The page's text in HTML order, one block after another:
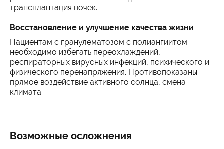
трансплантация почек.
Восстановление и улучшение качества жизни
Пациентам с гранулематозом с полиангиитом
необходимо избегать переохлаждений,
респираторных вирусных инфекций, психического и
физического перенапряжения. Противопоказаны
прямое воздействие активного солнца, смена
климата.
Возможные осложнения